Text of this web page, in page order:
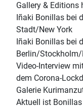
Gallery & Editions
Iñaki Bonillas bei
Stadt/New York
Iñaki Bonillas bei
Berlin/
Video-Interview
dem Corona-
Galerie
Aktuell ist